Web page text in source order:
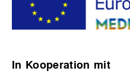
In Kooperation mit